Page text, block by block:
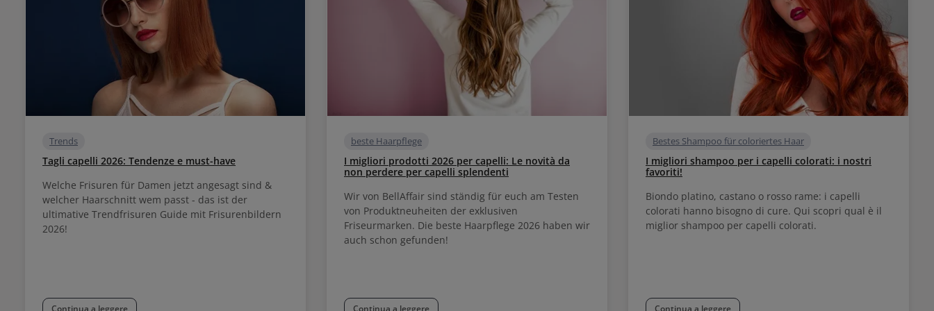
Trends
Tagli capelli 2026: Tendenze e must-have
Welche Frisuren für Damen jetzt angesagt sind &
welcher Haarschnitt wem passt - das ist der
ultimative Trendfrisuren Guide mit Frisurenbildern
2026!
beste Haarpflege
I migliori prodotti 2026 per capelli: Le novità da
non perdere per capelli splendenti
Wir von BellAffair sind ständig für euch am Testen
von Produktneuheiten der exklusiven
Friseurmarken. Die beste Haarpflege 2026 haben wir
auch schon gefunden!
Bestes Shampoo für coloriertes Haar
I migliori shampoo per i capelli colorati: i nostri
favoriti!
Biondo platino, castano o rosso rame: i capelli
colorati hanno bisogno di cure. Qui scopri qual è il
miglior shampoo per capelli colorati.